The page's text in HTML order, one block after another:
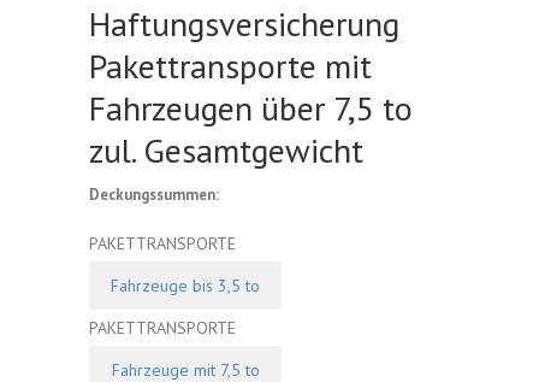
Haftungsversicherung
Pakettransporte mit
Fahrzeugen über 7,5 to
zul. Gesamtgewicht
Deckungssummen:
PAKETTRANSPORTE
Fahrzeuge bis 3,5 to
PAKETTRANSPORTE
Fahrzeuge mit 7,5 to